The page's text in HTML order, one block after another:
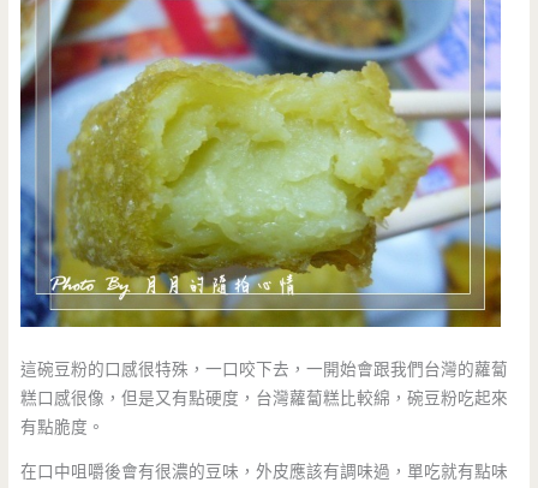
這碗豆粉的口感很特殊，一口咬下去，一開始會跟我們台灣的蘿蔔
糕口感很像，但是又有點硬度，台灣蘿蔔糕比較綿，碗豆粉吃起來
有點脆度。
在口中咀嚼後會有很濃的豆味，外皮應該有調味過，單吃就有點味